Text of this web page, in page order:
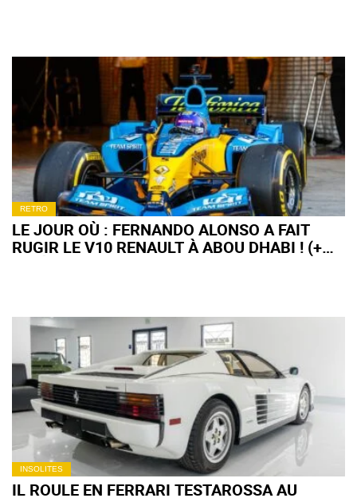
RETRO
LE JOUR OÙ : FERNANDO ALONSO A FAIT
RUGIR LE V10 RENAULT À ABOU DHABI ! (+
INSOLITES
IL ROULE EN FERRARI TESTAROSSA AU